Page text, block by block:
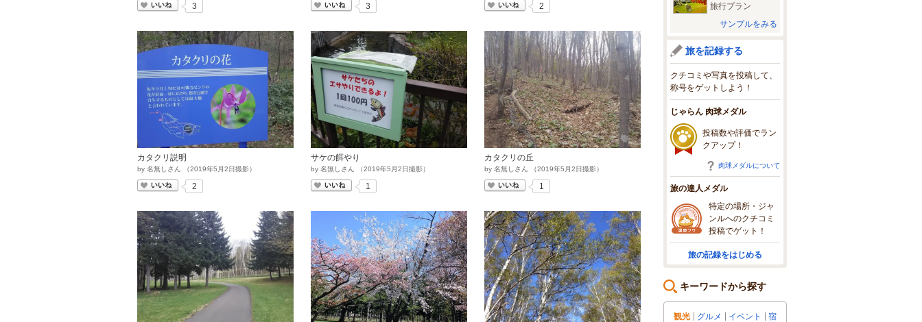
いいね
3 いいね
3 いいね
2
カタクリ説明
by 名無しさん （2019年5 月2日撮影）
いいね
2
サケの餌やり
by 名無しさん （2019年5 月2日撮影）
いいね
1
カタクリの丘
by 名無しさん （2019年5 月2日撮影）
いいね
1
旅行プラン
サンプルをみる
旅を記録する
クチコミや写真を投稿して、
称号をゲットしよう！
じゃらん 肉球メダル
投稿数や評価でラン
クアップ！
肉球メダルについて
旅の達人メダル
特定の場所・ジャ
ンルへのクチコミ
投稿でゲット！
旅の記録をはじめる
キーワードから探す
観光 グルメ イベント 宿